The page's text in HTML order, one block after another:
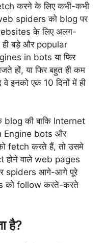
करने के लिए कभी-कभी
spiders को blog पर
के लिए अलग-
बड़े और popular
in bots या फिर
हों, या फिर बहुत ही कम
इनको एक 10 दिनों में ही
की बाकि Internet
Engine bots और
fetch करते हैं, तो उसमे
वाले web pages
spiders आगे-आगे पूरे
को follow करते-करते
है?